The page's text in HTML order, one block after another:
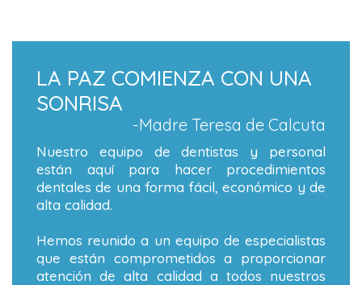
LA PAZ COMIENZA CON UNA
SONRISA
-Madre Teresa de Calcuta
Nuestro equipo de dentistas y personal
están aquí para hacer procedimientos
dentales de una forma fácil, económico y de
alta calidad.
Hemos reunido a un equipo de especialistas
que están comprometidos a proporcionar
atención de alta calidad a todos nuestros